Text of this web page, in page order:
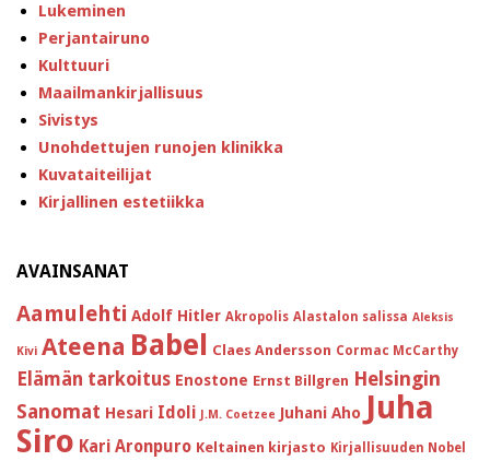
Lukeminen
Perjantairuno
Kulttuuri
Maailmankirjallisuus
Sivistys
Unohdettujen runojen klinikka
Kuvataiteilijat
Kirjallinen estetiikka
AVAINSANAT
Aamulehti Adolf Hitler Akropolis Alastalon salissa Aleksis
Kivi Ateena Babel Claes Andersson Cormac McCarthy
Elämän tarkoitus Enostone Ernst Billgren Helsingin
Sanomat Hesari Idoli J.M. Coetzee Juhani Aho Juha
Siro Kari Aronpuro Keltainen kirjasto Kirjallisuuden Nobel